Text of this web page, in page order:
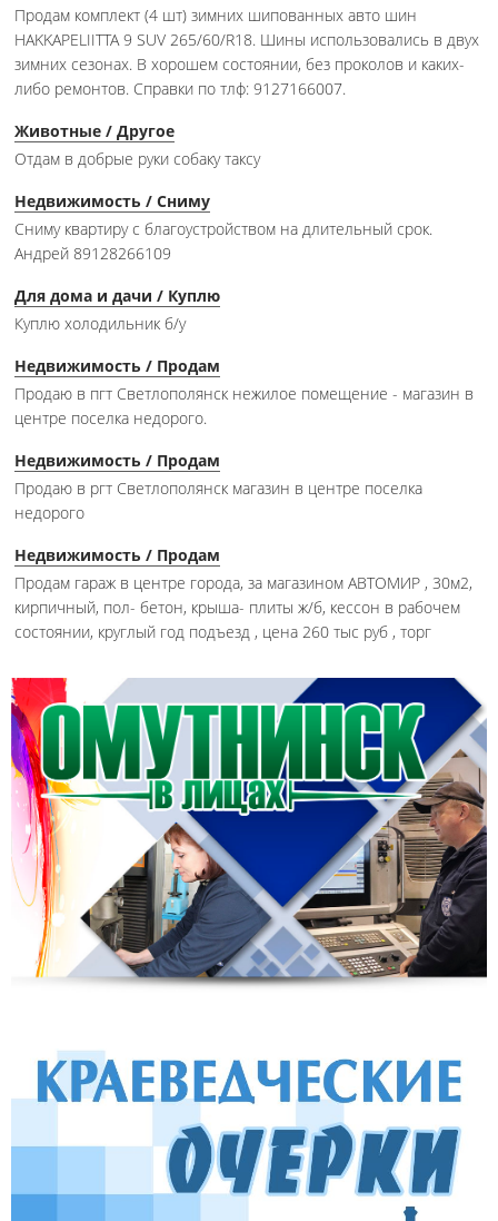
Продам комплект (4 шт) зимних шипованных авто шин
HAKKAPELIITTA 9 SUV 265/60/R18. Шины использовались в двух
зимних сезонах. В хорошем состоянии, без проколов и каких-
либо ремонтов. Справки по тлф: 9127166007.
Животные / Другое
Отдам в добрые руки собаку таксу
Недвижимость / Сниму
Сниму квартиру с благоустройством на длительный срок.
Андрей 89128266109
Для дома и дачи / Куплю
Куплю холодильник б/у
Недвижимость / Продам
Продаю в пгт Светлополянск нежилое помещение - магазин в
центре поселка недорого.
Недвижимость / Продам
Продаю в ргт Светлополянск магазин в центре поселка
недорого
Недвижимость / Продам
Продам гараж в центре города, за магазином АВТОМИР , 30м2,
кирпичный, пол- бетон, крыша- плиты ж/б, кессон в рабочем
состоянии, круглый год подъезд , цена 260 тыс руб , торг